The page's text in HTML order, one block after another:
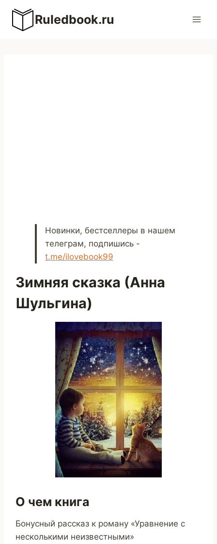
Перейти
содержимому
Ruledbook.ru
Новинки, бестселлеры в нашем
телеграм, подпишись -
t.me/ilovebook99
Зимняя сказка (Анна
Шульгина)
О чем книга
Бонусный рассказ к роману «Уравнение с
несколькими неизвестными»